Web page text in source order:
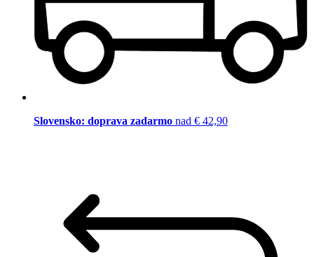
Slovensko: doprava zadarmo nad € 42,90